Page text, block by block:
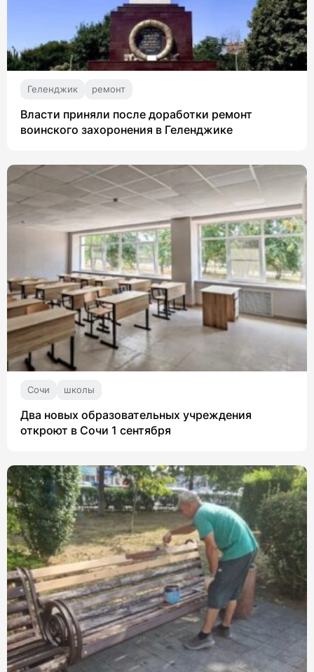
Геленджик ремонт
Власти приняли после доработки ремонт
воинского захоронения в Геленджике
Сочи школы
Два новых образовательных учреждения
откроют в Сочи 1 сентября